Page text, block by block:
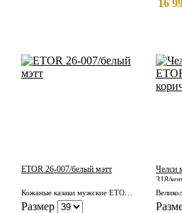
16
ETOR 26-007/белый мэтт
Кожаные казаки мужские ETOR 26-007/белый мэтт
Размер
Челси
318/